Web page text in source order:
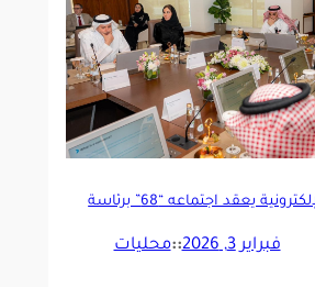
مجلس التجارة الإلكترونية يعقد اجتماعه “68” برئاسة
فبراير 3, 2026 ::محليات